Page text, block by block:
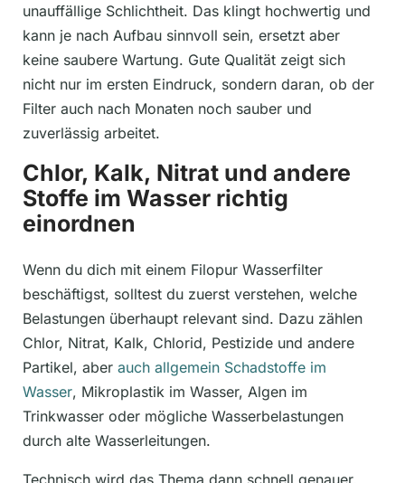
unauffällige Schlichtheit. Das klingt hochwertig und
kann je nach Aufbau sinnvoll sein, ersetzt aber
keine saubere Wartung. Gute Qualität zeigt sich
nicht nur im ersten Eindruck, sondern daran, ob der
Filter auch nach Monaten noch sauber und
zuverlässig arbeitet.
Chlor, Kalk, Nitrat und andere
Stoffe im Wasser richtig
einordnen
Wenn du dich mit einem Filopur Wasserfilter
beschäftigst, solltest du zuerst verstehen, welche
Belastungen überhaupt relevant sind. Dazu zählen
Chlor, Nitrat, Kalk, Chlorid, Pestizide und andere
Partikel, aber auch allgemein Schadstoffe im
Wasser, Mikroplastik im Wasser, Algen im
Trinkwasser oder mögliche Wasserbelastungen
durch alte Wasserleitungen.
Technisch wird das Thema dann schnell genauer.